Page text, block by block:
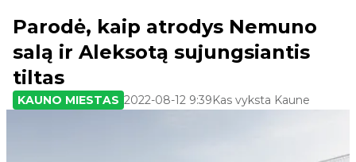
Parodė, kaip atrodys Nemuno
salą ir Aleksotą sujungsiantis
tiltas
KAUNO MIESTAS 2022-08-12 9:39Kas vyksta Kaune